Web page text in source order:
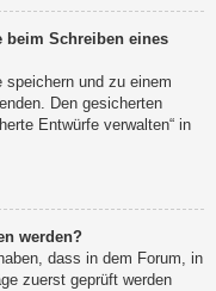
beim Schreiben eines
speichern und zu einem
Den gesicherten
Entwürfe verwalten“ in
werden?
dass in dem Forum, in
zuerst geprüft werden